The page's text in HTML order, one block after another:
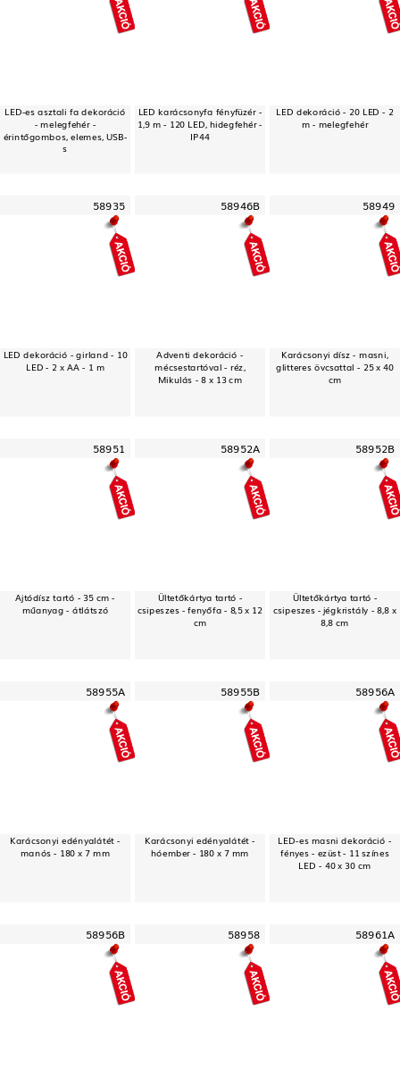
LED-es asztali fa dekoráció
- melegfehér -
érintőgombos, elemes, USB-
s
LED karácsonyfa fényfüzér -
1,9 m - 120 LED, hidegfehér -
IP44
LED dekoráció - 20 LED - 2
m - melegfehér
58935
LED dekoráció - girland - 10
LED - 2 x AA - 1 m
58946B
Adventi dekoráció -
mécsestartóval - réz,
Mikulás - 8 x 13 cm
58949
Karácsonyi dísz - masni,
glitteres övcsattal - 25 x 40
cm
58951
Ajtódísz tartó - 35 cm -
műanyag - átlátszó
58952A
Ültetőkártya tartó -
csipeszes - fenyőfa - 8,5 x 12
cm
58952B
Ültetőkártya tartó -
csipeszes - jégkristály - 8,8 x
8,8 cm
58955A
Karácsonyi edényalátét -
manós - 180 x 7 mm
58955B
Karácsonyi edényalátét -
hóember - 180 x 7 mm
58956A
LED-es masni dekoráció -
fényes - ezüst - 11 színes
LED - 40 x 30 cm
58956B 58958 58961A